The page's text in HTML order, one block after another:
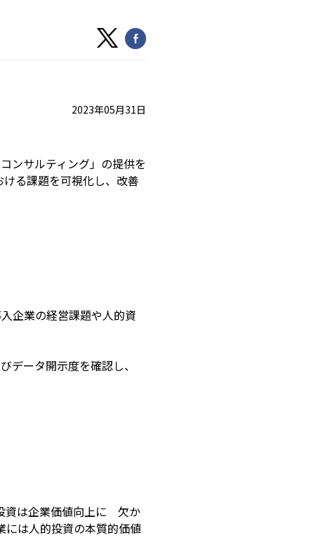
2023年05月31日
ンサルティング」の提供を
る課題を可視化し、改善
企業の経営課題や人的資
データ開示度を確認し、
資は企業価値向上に 欠か
には人的投資の本質的価値